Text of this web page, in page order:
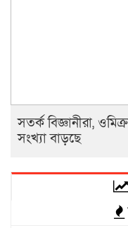
সতর্ক বিজ্ঞানীরা,
সংখ্যা বাড়ছে